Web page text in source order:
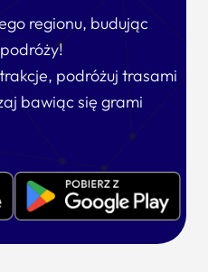
regionu, budując
podróżuj trasami
bawiąc się grami